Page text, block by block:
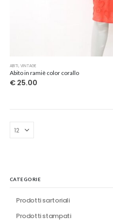
ABITI, VINTAGE
Abito in ramiè color corallo
€ 25.00
CATEGORIE
Prodotti sartoriali
Prodotti stampati